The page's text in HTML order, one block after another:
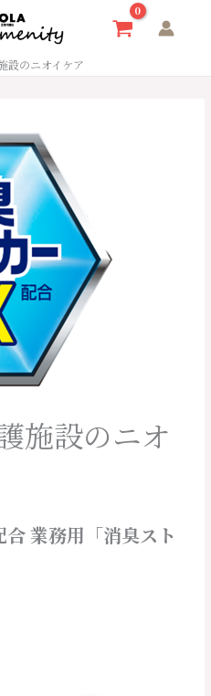
設のニオイケア
施設のニオ
業務用「消臭スト